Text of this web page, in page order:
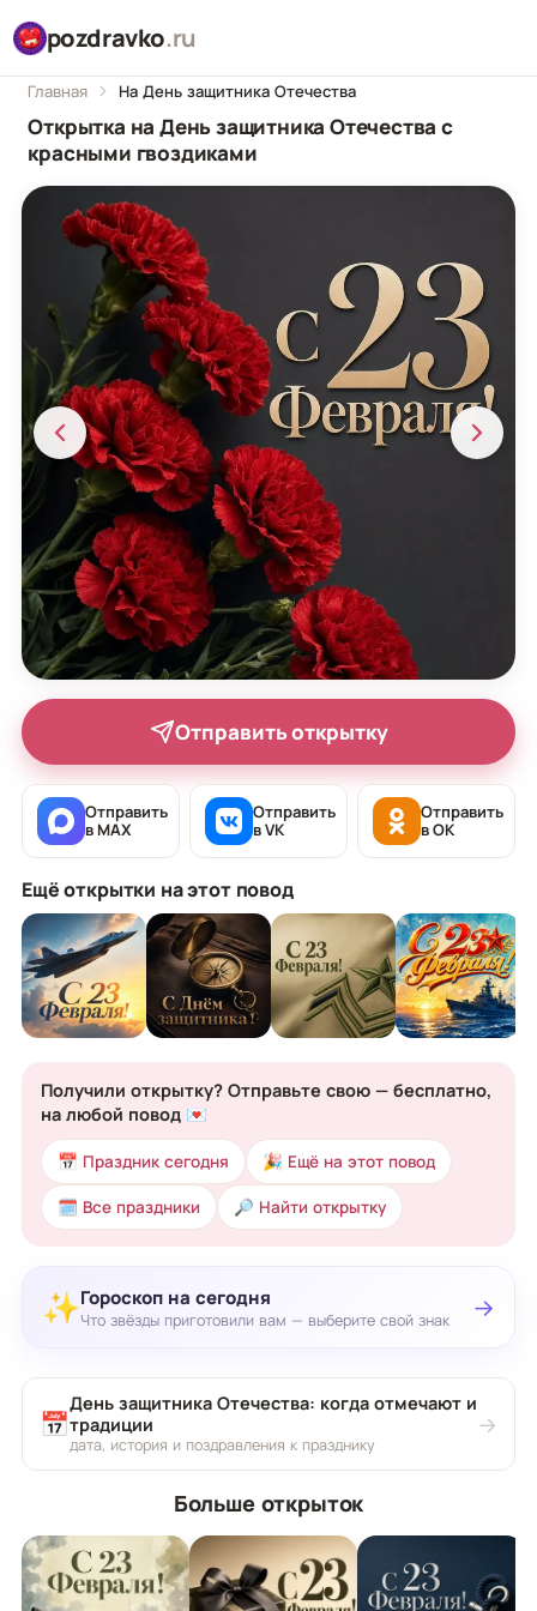
pozdravko.ru
Главная На День защитника Отечества
Открытка на День защитника Отечества с
красными гвоздиками
Отправить открытку
Отправить
в MAX
Отправить
в VK
Отправить
в OK
Ещё открытки на этот повод
Получили открытку? Отправьте свою — бесплатно,
на любой повод 💌
📅 Праздник сегодня 🎉 Ещё на этот повод
🗓 Все праздники 🔎 Найти открытку
✨Гороскоп на сегодня
Что звёзды приготовили вам — выберите свой знак →
📅
День защитника Отечества: когда отмечают и
традиции
дата, история и поздравления к празднику
→
Больше открыток